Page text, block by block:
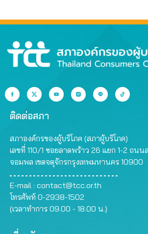
ติดต่อสภา
สภาองค์กรของผู้บริโภค (สภาผู้บริโภค)
เลขที่ 110/1 ซอยลาดพร้าว 26 แยก 1-2 ถนน
จอมพล เขตจตุจักรกรุงเทพมหานคร 10900
E-mail : contact@tcc.or.th
โทรศัพท์ 0-2938-1502
(เวลาทำการ 09.00 - 18.00 น.)